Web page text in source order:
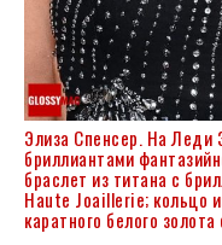
Элиза Спенсер. На Леди
бриллиантами
браслет из титана с
Haute Joaillerie; кольцо
каратного белого